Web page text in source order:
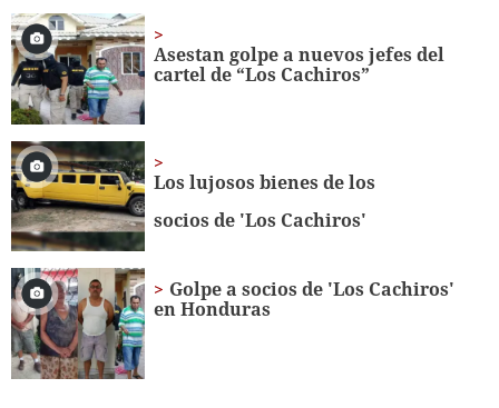
28
seconds
Asestan golpe a nuevos jefes del
cartel de “Los Cachiros”
Los lujosos bienes de los
socios de 'Los Cachiros'
Golpe a socios de 'Los Cachiros'
en Honduras